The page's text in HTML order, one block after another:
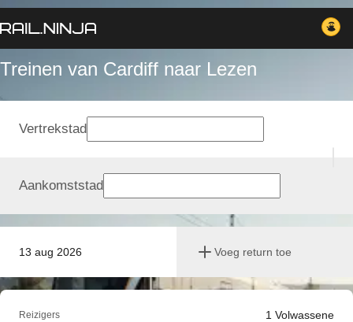
Treinen van Cardiff naar Lezen
13 aug 2026 Voeg return toe
Vertrekstad
Aankomststad
Reizigers 1 Volwassene